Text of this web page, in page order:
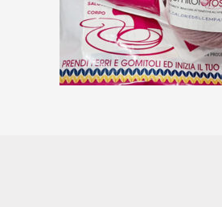
DUE PER TE E
SOSPESO